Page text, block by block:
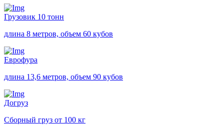
Грузовик 10 тонн
длина 8 метров, объем 60 кубов
Еврофура
длина 13,6 метров, объем 90 кубов
Догруз
Сборный груз от 100 кг